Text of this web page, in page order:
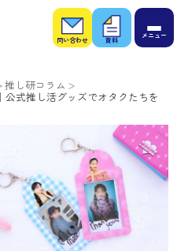
お問
い合
わせ
お役
立ち
資料
推し研コラム
式推し活グッズでオタクたちを